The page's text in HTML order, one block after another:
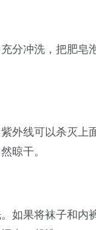
分冲洗，把肥
外线可以杀灭
晾干。
如果将袜子和